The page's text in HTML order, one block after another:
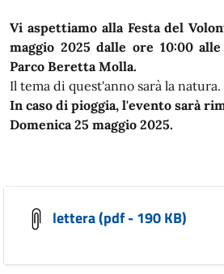
Vi aspettiamo alla Festa del
maggio 2025 dalle ore 10:00
Parco Beretta Molla.
Il tema di quest'anno sarà la natura.
In caso di pioggia, l'evento sarà
Domenica 25 maggio 2025.
lettera (pdf - 190 KB)